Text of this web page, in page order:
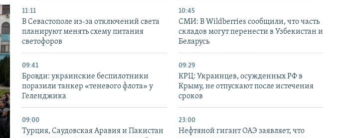
11:11
В Севастополе из-за отключений света
планируют менять схему питания
светофоров
10:45
СМИ: В Wildberries сообщили, что часть
складов могут перенести в Узбекистан и
Беларусь
09:41
Бровди: украинские беспилотники
поразили танкер «теневого флота» у
Геленджика
09:29
КРЦ: Украинцев, осужденных РФ в
Крыму, не отпускают после истечения
сроков
09:00
Турция, Саудовская Аравия и Пакистан
23:00
Нефтяной гигант ОАЭ заявляет, что